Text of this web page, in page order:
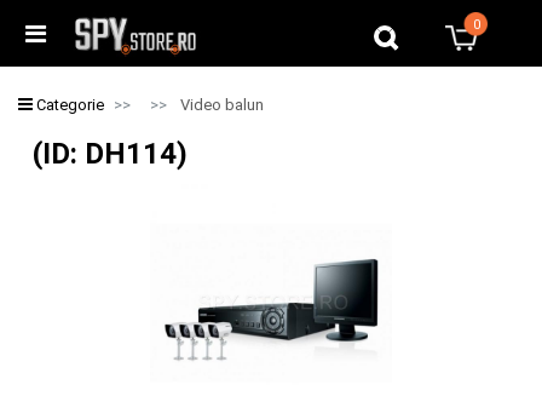
0
Categorie Video balun
(ID: DH114)